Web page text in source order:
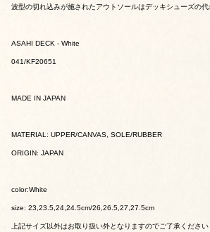
波型の切れ込みが施されたアウトソールはデッキシューズの代
ASAHI DECK - White
041/KF20651
MADE IN JAPAN
MATERIAL: UPPER/CANVAS, SOLE/RUBBER
ORIGIN: JAPAN
color:White
size: 23,23.5,24,24.5cm/26,26.5,27,27.5cm
上記サイズ以外はお取り扱い外となりますのでご了承ください